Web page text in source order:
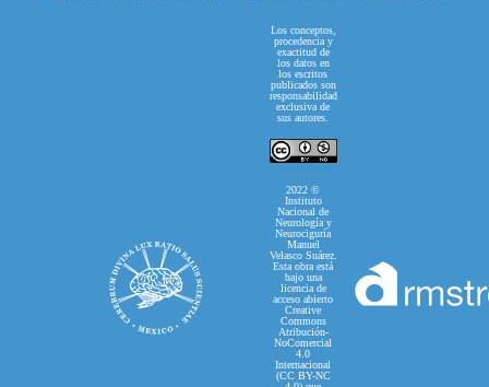
Los conceptos,
procedencia y
exactitud de
los datos en
los escritos
publicados son
responsabilidad
exclusiva de
sus autores.
2022 ©
Instituto
Nacional de
Neurología y
Neurociguría
Manuel
Velasco Suárez.
Esta obra está
bajo una
licencia de
acceso abierto
Creative
Commons
Atribución-
NoComercial
4.0
Internacional
(CC BY-NC